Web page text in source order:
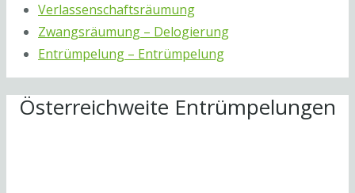
Verlassenschaftsräumung
Zwangsräumung – Delogierung
Entrümpelung – Entrümpelung
Österreichweite Entrümpelungen